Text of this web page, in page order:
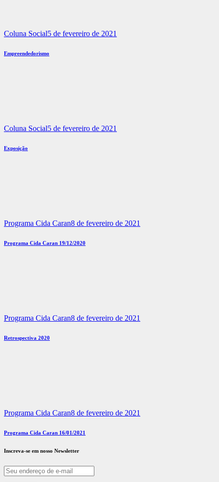
Coluna Social5 de fevereiro de 2021
Empreendedorismo
Coluna Social5 de fevereiro de 2021
Exposição
Programa Cida Caran8 de fevereiro de 2021
Programa Cida Caran 19/12/2020
Programa Cida Caran8 de fevereiro de 2021
Retrospectiva 2020
Programa Cida Caran8 de fevereiro de 2021
Programa Cida Caran 16/01/2021
Inscreva-se em nosso Newsletter